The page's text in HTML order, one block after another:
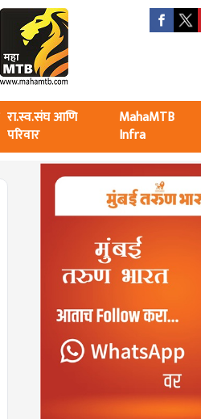
रा.स्व.संघ आणि
परिवार
MahaMTB
Infra